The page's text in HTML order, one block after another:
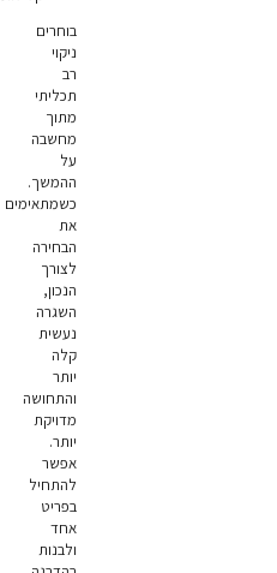
בוחרים
ניקוי
רב
תכליתי
מתוך
מחשבה
על
ההמשך.
כשמתאימים
את
הבחירה
לצורך
הנכון,
השגרה
נעשית
קלה
יותר
והתחושה
מדויקת
יותר.
אפשר
להתחיל
בפריט
אחד
ולבנות